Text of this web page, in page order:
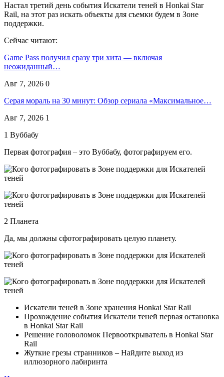
Настал третий день события Искатели теней в Honkai Star
Rail, на этот раз искать объекты для съемки будем в Зоне
поддержки.
Сейчас читают:
Game Pass получил сразу три хита — включая
неожиданный…
Авг 7, 2026 0
Серая мораль на 30 минут: Обзор сериала «Максимальное…
Авг 7, 2026 1
1 Вуббабу
Первая фотография – это Вуббабу, фотографируем его.
2 Планета
Да, мы должны сфотографировать целую планету.
Искатели теней в Зоне хранения Honkai Star Rail
Прохождение события Искатели теней первая остановка
в Honkai Star Rail
Решение головоломок Первооткрыватель в Honkai Star
Rail
Жуткие грезы странников – Найдите выход из
иллюзорного лабиринта